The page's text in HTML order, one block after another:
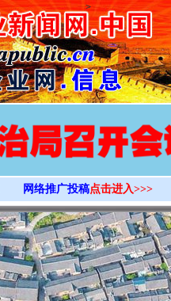
>
网络推广投稿点击进入>>>